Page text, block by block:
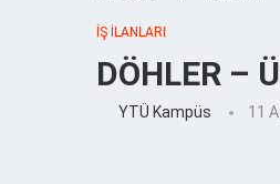
İŞ İLANLARI
DÖHLER –
YTÜ Kampüs 11